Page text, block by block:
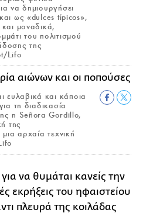
να δημιουργήσει
ως «dulces típicos»,
μοναδικά,
του πολιτισμού
της
Lifo
ευλαβικά και κάποια
τη διαδικασία
η Señora Gordillo,
της
αρχαία τεχνική
να θυμάται κανείς την
εκρήξεις του ηφαιστείου
πλευρά της κοιλάδας